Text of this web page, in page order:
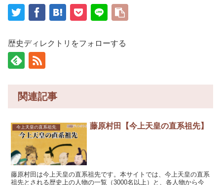
歴史ディレクトリをフォローする
関連記事
今上天皇の直系祖先 藤原村田【今上天皇の直系祖先】
藤原村田は今上天皇の直系祖先です。本サイトでは、今上天皇の直系
祖先とされる歴史上の人物の一覧（3000名以上）と、各人物から今